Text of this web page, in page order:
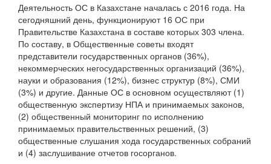
Деятельность ОС в Казахстане началась с 2016 года. На
сегодняшний день, функционируют 16 ОС при
Правительстве Казахстана в составе которых 303 члена.
По составу, в Общественные советы входят
представители государственных органов (36%),
некоммерческих негосударственных организаций (36%),
науки и образования (12%), бизнес структур (8%), СМИ
(3%) и другие. Данные ОС в основном осуществляют (1)
общественную экспертизу НПА и принимаемых законов,
(2) общественный мониторинг по исполнению
принимаемых правительственных решений, (3)
общественные слушания хода государственных собраний
и (4) заслушивание отчетов госорганов.